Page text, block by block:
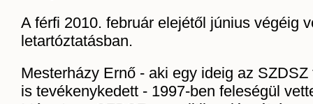
A férfi 2010. február elejétől június végéig
letartóztatásban.
Mesterházy Ernő - aki egy ideig az
is tevékenykedett - 1997-ben feleségül